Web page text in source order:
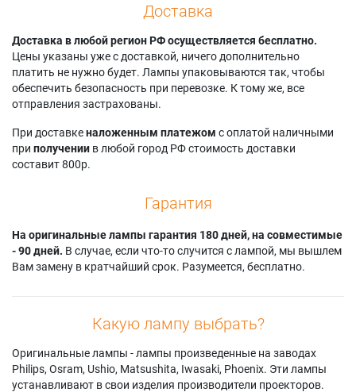
Mitsubishi LVP-X80U
Доставка
Доставка в любой регион РФ осуществляется бесплатно.
Цены указаны уже с доставкой, ничего дополнительно
платить не нужно будет. Лампы упаковываются так, чтобы
обеспечить безопасность при перевозке. К тому же, все
отправления застрахованы.
При доставкеналоженным платежом с оплатой наличными
при получении в любой город РФ стоимость доставки
составит 800р.
Гарантия
На оригинальные лампы гарантия 180 дней, на совместимые
- 90 дней. В случае, если что-то случится с лампой, мы вышлем
Вам замену в кратчайший срок. Разумеется, бесплатно.
Какую лампу выбрать?
Оригинальные лампы - лампы произведенные на заводах
Philips, Osram, Ushio, Matsushita, Iwasaki, Phoenix. Эти лампы
устанавливают в свои изделия производители проекторов.